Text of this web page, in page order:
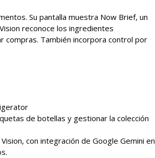
Su pantalla muestra Now Brief, un
reconoce los ingredientes
compras. También incorpora control por
de botellas y gestionar la colección
con integración de Google Gemini en